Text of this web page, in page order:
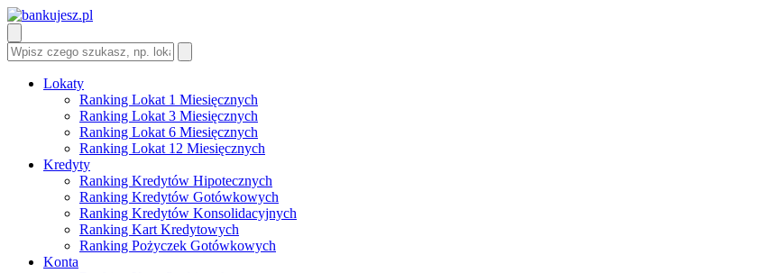
Lokaty
Ranking Lokat 1 Miesięcznych
Ranking Lokat 3 Miesięcznych
Ranking Lokat 6 Miesięcznych
Ranking Lokat 12 Miesięcznych
Kredyty
Ranking Kredytów Hipotecznych
Ranking Kredytów Gotówkowych
Ranking Kredytów Konsolidacyjnych
Ranking Kart Kredytowych
Ranking Pożyczek Gotówkowych
Konta